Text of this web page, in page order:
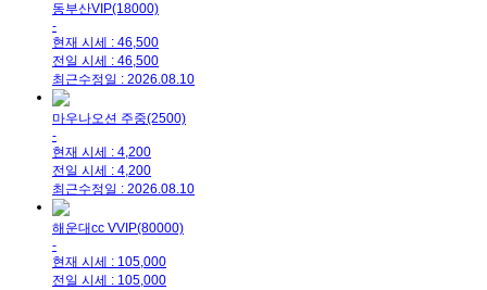
동부산VIP(18000)
-
현재 시세 : 46,500
전일 시세 : 46,500
최근수정일 : 2026.08.10
마우나오션 주중(2500)
-
현재 시세 : 4,200
전일 시세 : 4,200
최근수정일 : 2026.08.10
해운대cc VVIP(80000)
-
현재 시세 : 105,000
전일 시세 : 105,000